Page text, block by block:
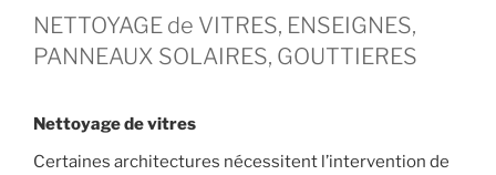
NETTOYAGE de VITRES, ENSEIGNES,
PANNEAUX SOLAIRES, GOUTTIERES
Nettoyage de vitres
Certaines architectures nécessitent l’intervention de